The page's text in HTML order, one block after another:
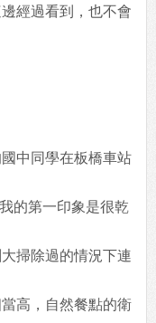
經過看到，也不會
中同學在板橋車站
的第一印象是很乾
掃除過的情況下連
高，自然餐點的衛